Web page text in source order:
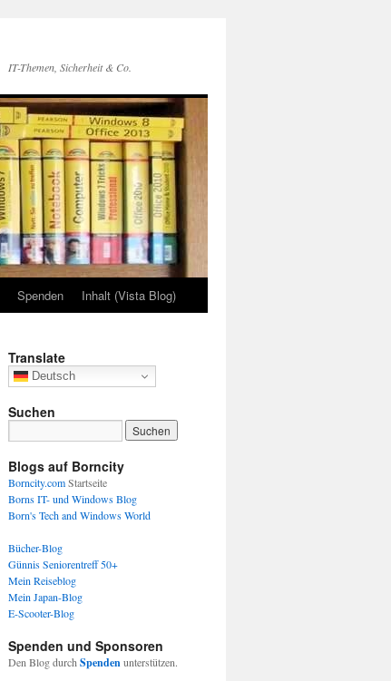
IT-Themen, Sicherheit & Co.
Spenden Inhalt (Vista Blog)
Translate
Deutsch
Suchen
Blogs auf Borncity
Borncity.comStartseite
Borns IT- und Windows Blog
Born's Tech and Windows World
Bücher-Blog
Günnis Seniorentreff 50+
Mein Reiseblog
Mein Japan-Blog
E-Scooter-Blog
Spenden und Sponsoren
Den Blog durch Spendenunterstützen.